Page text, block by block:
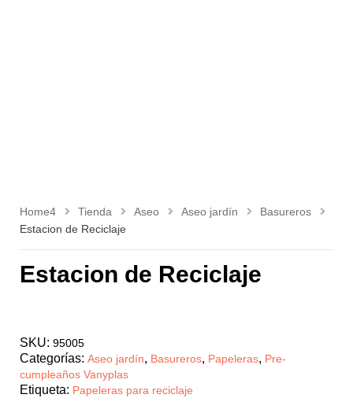
Home4 Tienda Aseo Aseo jardín
Basureros
Estacion de Reciclaje
Estacion de Reciclaje
SKU: 95005
Categorías: Aseo jardín, Basureros, Papeleras, Pre-
cumpleaños Vanyplas
Etiqueta: Papeleras para reciclaje